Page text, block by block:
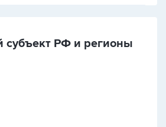
РФ и регионы